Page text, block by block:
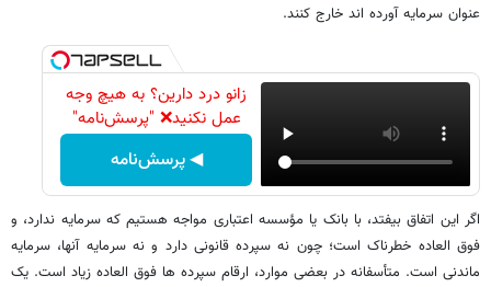
عنوان سرمایه آورده اند خارج کنند.
زانو درد دارین؟ به هیچ وجه
عمل نکنید❌ "پرسش‌نامه"
◀ پرسش‌نامه
اگر این اتفاق بیفتد، با بانک یا مؤسسه اعتباری مواجه هستیم که سرمایه ندارد، و
فوق العاده خطرناک است؛ چون نه سپرده قانونی دارد و نه سرمایه آنها، سرمایه
ماندنی است. متأسفانه در بعضی موارد، ارقام سپرده ها فوق العاده زیاد است. یک